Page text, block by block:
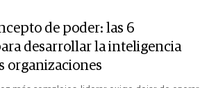
de poder: las 6
desarrollar la inteligencia
organizaciones